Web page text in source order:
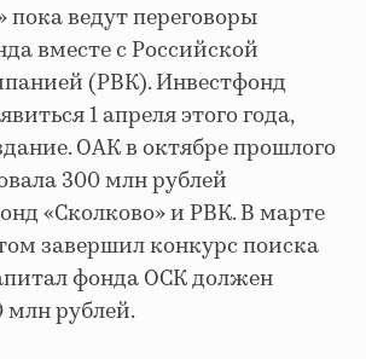
пока ведут переговоры
вместе с Российской
(РВК). Инвестфонд
1 апреля этого года,
ОАК в октябре прошлого
300 млн рублей
«Сколково» и РВК. В марте
завершил конкурс поиска
фонда ОСК должен
млн рублей.